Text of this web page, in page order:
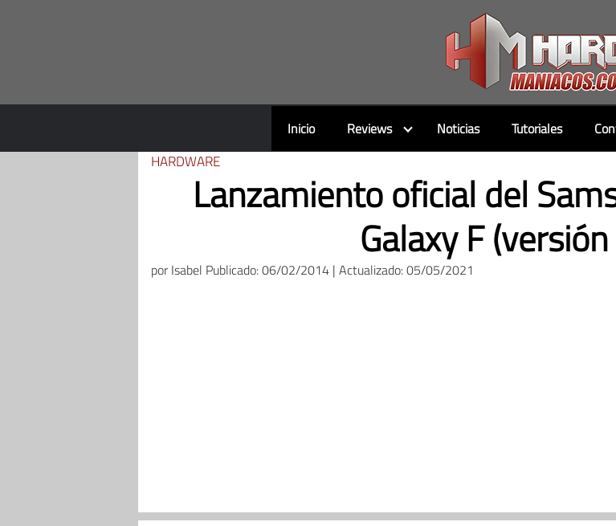
Inicio Reviews Noticias Tutoriales
HARDWARE
Lanzamiento oficial del
Galaxy F
porIsabel Publicado: 06/02/2014 | Actualizado: 05/05/2021